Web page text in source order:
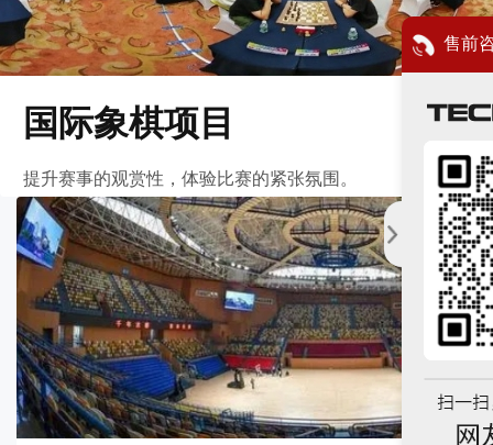
国际象棋项目
提升赛事的观赏性，体验比赛的紧张氛围。
售前